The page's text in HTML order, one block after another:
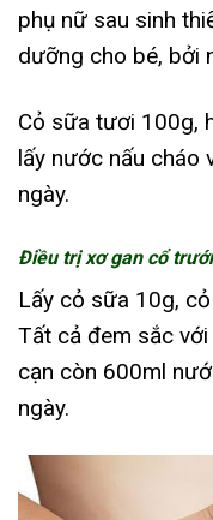
phụ nữ sau sinh
dưỡng cho bé, bởi
Cỏ sữa tươi 100g,
lấy nước nấu cháo
ngày.
Điều trị xơ gan cổ
Lấy cỏ sữa 10g,
Tất cả đem sắc
cạn còn 600ml
ngày.